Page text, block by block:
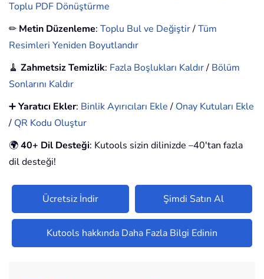
Toplu PDF Dönüştürme
✏ Metin Düzenleme: Toplu Bul ve Değiştir/Tüm
Resimleri Yeniden Boyutlandır
🧹 Zahmetsiz Temizlik: Fazla Boşlukları Kaldır/ Bölüm
Sonlarını Kaldır
➕Yaratıcı Ekler: Binlik Ayırıcıları Ekle/ Onay Kutuları Ekle
/ QR Kodu Oluştur
🌍40+ Dil Desteği: Kutools sizin dilinizde –40'tan fazla
dil desteği!
Ücretsiz İndir Şimdi Satın Al
Kutools hakkında Daha Fazla Bilgi Edinin